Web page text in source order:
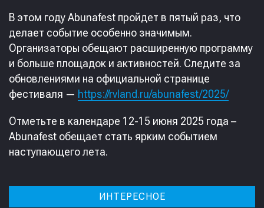
В этом году Abunafest пройдет в пятый раз, что
делает событие особенно значимым.
Организаторы обещают расширенную программу
и больше площадок и активностей. Следите за
обновлениями на официальной странице
фестиваля — https://rvland.ru/abunafest/2025/
Отметьте в календаре 12-15 июня 2025 года –
Abunafest обещает стать ярким событием
наступающего лета.
ИНТЕРЕСНОЕ